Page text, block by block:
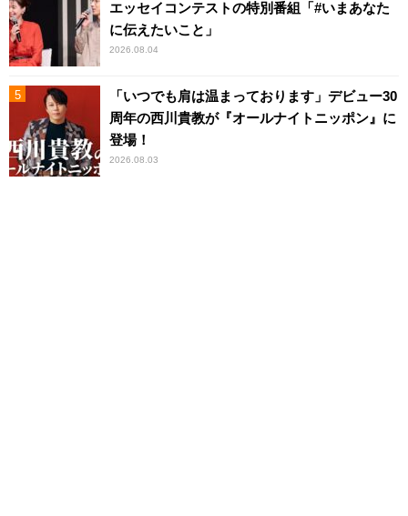
エッセイコンテストの特別番組「#いまあなた
に伝えたいこと」
2026.08.04
「いつでも肩は温まっております」デビュー30
周年の西川貴教が『オールナイトニッポン』に
登場！
2026.08.03